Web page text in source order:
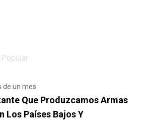
Popular
de un mes
Que Produzcamos Armas
Los Países Bajos Y